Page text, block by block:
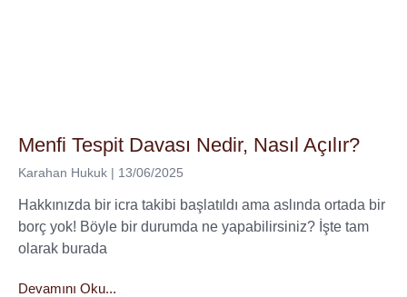
Menfi Tespit Davası Nedir, Nasıl Açılır?
Karahan Hukuk 13/06/2025
Hakkınızda bir icra takibi başlatıldı ama aslında ortada bir
borç yok! Böyle bir durumda ne yapabilirsiniz? İşte tam
olarak burada
Devamını Oku...